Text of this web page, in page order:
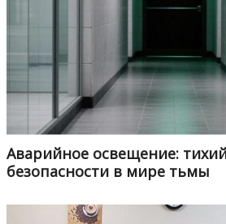
Аварийное освещение:
безопасности в мире тьмы